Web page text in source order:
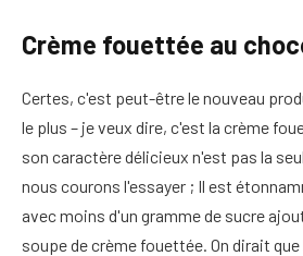
Crème fouettée au
Certes, c'est peut-être le nouveau
le plus – je veux dire, c'est la crème
son caractère délicieux n'est pas la
nous courons l'essayer ; Il est
avec moins d'un gramme de sucre
soupe de crème fouettée. On dirait